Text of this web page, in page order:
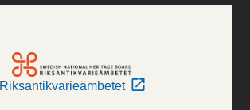
Riksantikvarieämbetet